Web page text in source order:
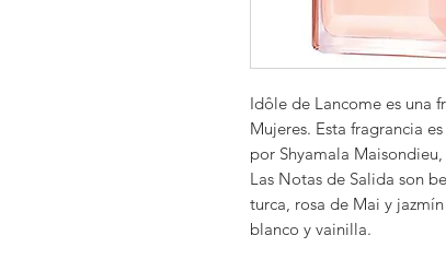
Idôle de Lancome es una
Mujeres. Esta fragrancia
por Shyamala
Las Notas de Salida son
turca, rosa de Mai y
blanco y vainilla.